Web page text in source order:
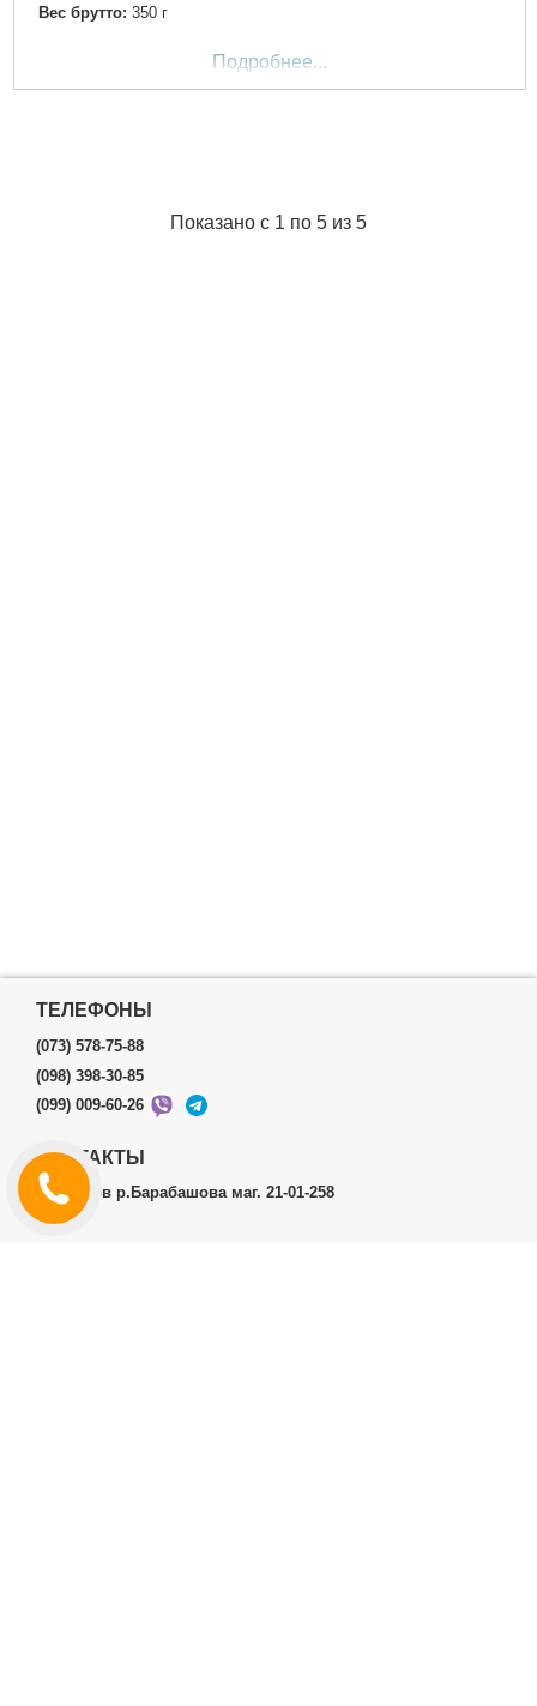
Вес брутто: 350 г
Подробнее...
Показано с 1 по 5 из 5
ТЕЛЕФОНЫ
(073) 578-75-88
(098) 398-30-85
(099) 009-60-26
КОНТАКТЫ
г.Харьков р.Барабашова маг. 21-01-258